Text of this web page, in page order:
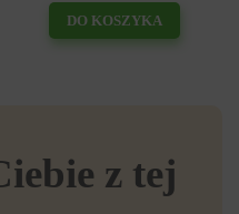
DO KOSZYKA
z tej